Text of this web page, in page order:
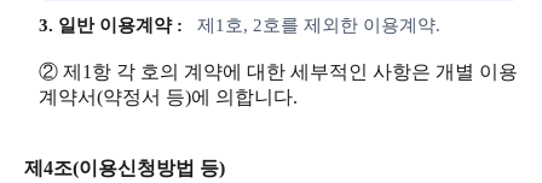
3. 일반 이용계약 : 제1호, 2호를 제외한 이용계약.
② 제1항 각 호의 계약에 대한 세부적인 사항은 개별 이용
계약서(약정서 등)에 의합니다.
제4조(이용신청방법 등)